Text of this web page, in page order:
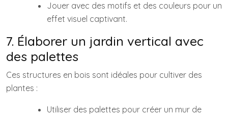
Jouer avec des motifs et des couleurs pour un
effet visuel captivant.
7. Élaborer un jardin vertical avec
des palettes
Ces structures en bois sont idéales pour cultiver des
plantes :
Utiliser des palettes pour créer un mur de